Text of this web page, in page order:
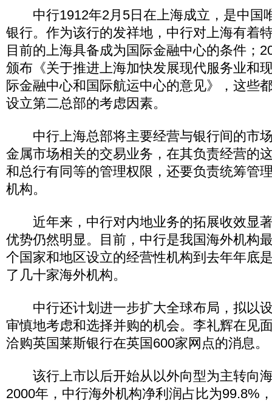
中行1912年2月5日在上海成立，是中国
银行。作为该行的发祥地，中行对上海有着
目前的上海具备成为国际金融中心的条件；
颁布《关于推进上海加快发展现代服务业和
际金融中心和国际航运中心的意见》，这些
设立第二总部的考虑因素。
中行上海总部将主要经营与银行间的市
金属市场相关的交易业务，在其负责经营的
和总行有同等的管理权限，还要负责统筹管
机构。
近年来，中行对内地业务的拓展收效显
优势仍然明显。目前，中行是我国海外机构
个国家和地区设立的经营性机构到去年年底
了几十家海外机构。
中行还计划进一步扩大全球布局，拟以
审慎地考虑和选择并购的机会。李礼辉在见
洽购英国莱斯银行在英国600家网点的消息。
该行上市以后开始从以外向型为主转向
2000年，中行海外机构净利润占比为99.8%